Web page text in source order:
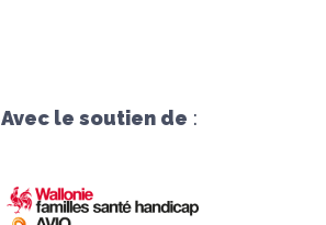
Avec le soutien de :